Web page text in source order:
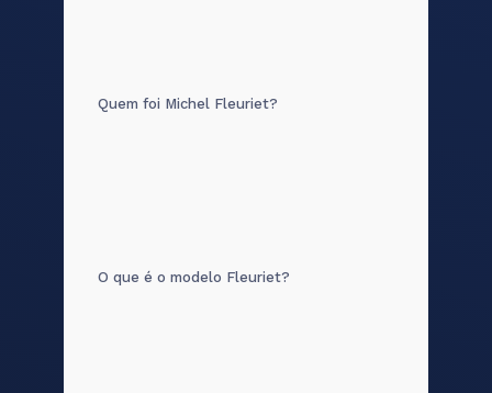
Quem foi Michel Fleuriet?
O que é o modelo Fleuriet?